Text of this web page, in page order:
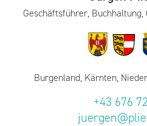
Geschäftsführer,
Burgenland, Kärnten,
+43 676